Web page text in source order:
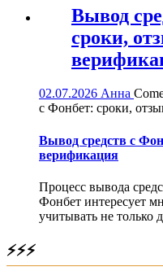
Вывод
сроки,
02.07.2026 Анна
с Фонбет: сроки,
Вывод средств с
верификация
Процесс вывода
Фонбет интересует
учитывать не только
⚡⚡⚡